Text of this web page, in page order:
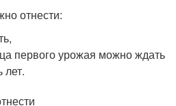
отнести:
первого урожая можно ждать
лет.